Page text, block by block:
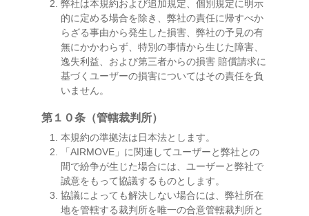
弊社は本規約および追加規定、個別規定に明示
的に定める場合を除き、弊社の責任に帰すべか
らざる事由から発生した損害、弊社の予見の有
無にかかわらず、特別の事情から生じた障害、
逸失利益、および第三者からの損害 賠償請求に
基づくユーザーの損害についてはその責任を負
いません。
第１０条（管轄裁判所）
本規約の準拠法は日本法とします。
「AIRMOVE」に関連してユーザーと弊社との
間で紛争が生じた場合には、ユーザーと弊社で
誠意をもって協議するものとします。
協議によっても解決しない場合には、弊社所在
地を管轄する裁判所を唯一の合意管轄裁判所と